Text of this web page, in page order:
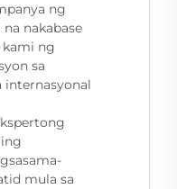
ng
nakabase
kami ng
sa
internasyonal
mula sa